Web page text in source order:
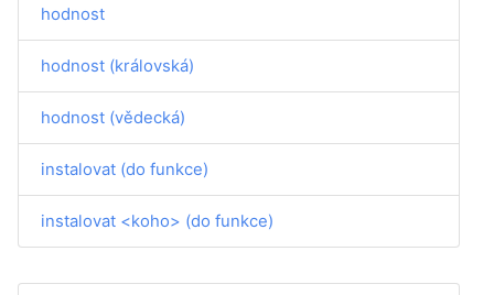
hodnost
hodnost (královská)
hodnost (vědecká)
instalovat (do funkce)
instalovat <koho> (do funkce)